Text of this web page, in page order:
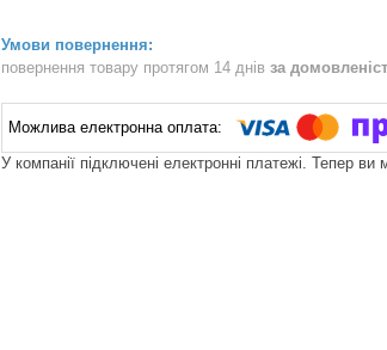
повернення товару протягом 14 днів за
У компанії підключені електронні платежі. Тепер